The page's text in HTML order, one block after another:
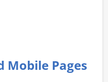
Mobile Pages